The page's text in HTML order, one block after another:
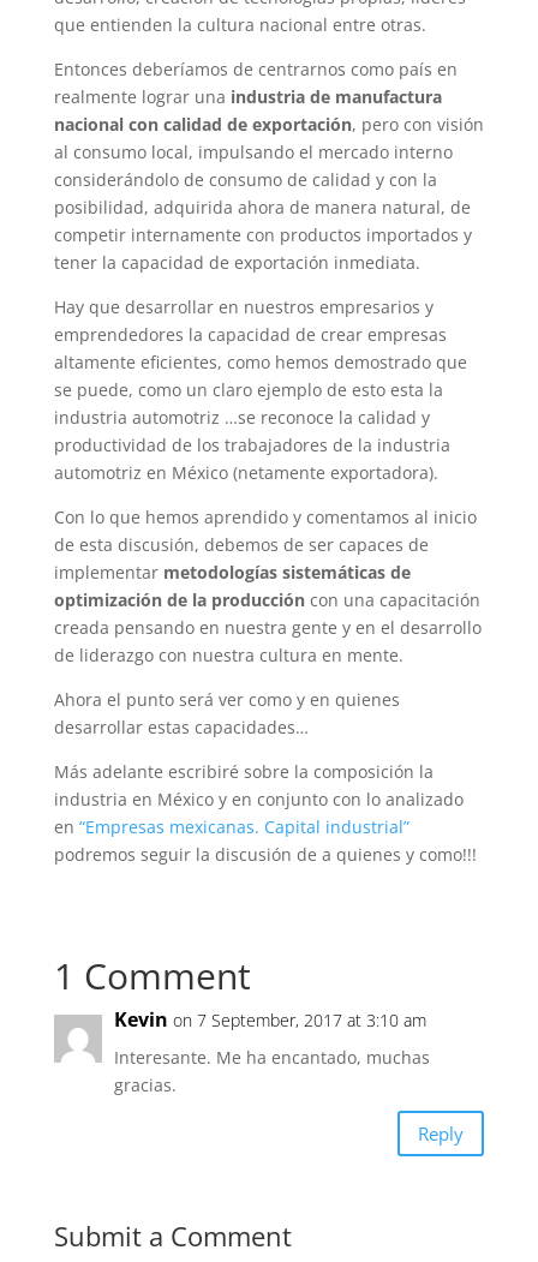
que entienden la cultura nacional entre otras.
Entonces deberíamos de centrarnos como país en
realmente lograr una industria de manufactura
nacional con calidad de exportación, pero con visión
al consumo local, impulsando el mercado interno
considerándolo de consumo de calidad y con la
posibilidad, adquirida ahora de manera natural, de
competir internamente con productos importados y
tener la capacidad de exportación inmediata.
Hay que desarrollar en nuestros empresarios y
emprendedores la capacidad de crear empresas
altamente eficientes, como hemos demostrado que
se puede, como un claro ejemplo de esto esta la
industria automotriz …se reconoce la calidad y
productividad de los trabajadores de la industria
automotriz en México (netamente exportadora).
Con lo que hemos aprendido y comentamos al inicio
de esta discusión, debemos de ser capaces de
implementar metodologías sistemáticas de
optimización de la produccióncon una capacitación
creada pensando en nuestra gente y en el desarrollo
de liderazgo con nuestra cultura en mente.
Ahora el punto será ver como y en quienes
desarrollar estas capacidades…
Más adelante escribiré sobre la composición la
industria en México y en conjunto con lo analizado
en “Empresas mexicanas. Capital industrial”
podremos seguir la discusión de a quienes y como!!!
1 Comment
Kevin on 7 September, 2017 at 3:10 am
Interesante. Me ha encantado, muchas
gracias.
Reply
Submit a Comment